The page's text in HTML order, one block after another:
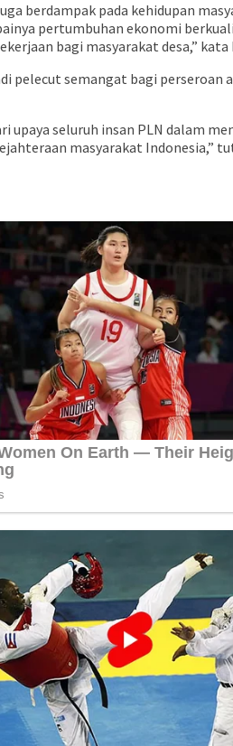
berdampak pada kehidupan
pertumbuhan ekonomi
bagi masyarakat desa,” kata
pelecut semangat bagi
seluruh insan PLN dalam
masyarakat Indonesia,”